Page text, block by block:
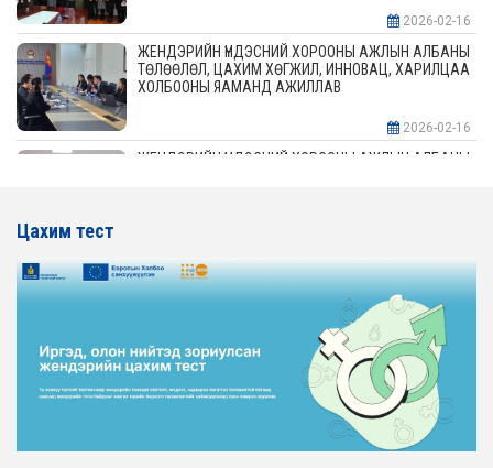
2026-02-16
ЖЕНДЭРИЙН ҮНДЭСНИЙ ХОРООНЫ АЖЛЫН АЛБАНЫ
ТӨЛӨӨЛӨЛ, ЦАХИМ ХӨГЖИЛ, ИННОВАЦ, ХАРИЛЦАА
ХОЛБООНЫ ЯАМАНД АЖИЛЛАВ
2026-02-16
ЖЕНДЭРИЙН ҮНДЭСНИЙ ХОРООНЫ АЖЛЫН АЛБАНЫ
ЖЕНДЭРИЙН ҮНДЭСНИЙ ХОРООНЫ АЖЛЫН АЛБАНЫ
ТӨЛӨӨЛӨЛ ХОТ БАЙГУУЛАЛТ, БАРИЛГА, ОРОН
СУУЦЖУУЛАЛТЫН ЯАМАНД АЖИЛЛАВ
2026-02-16
ЖЕНДЭРИЙН ЭРХ ТЭГШ БАЙДЛЫГ ХАНГАХ ҮЙЛ
АЖИЛЛАГААГ ЭРЧИМЖҮҮЛЭХ САРЫН ХУВААРЬТАЙ
2026-02-16
Цахим тест